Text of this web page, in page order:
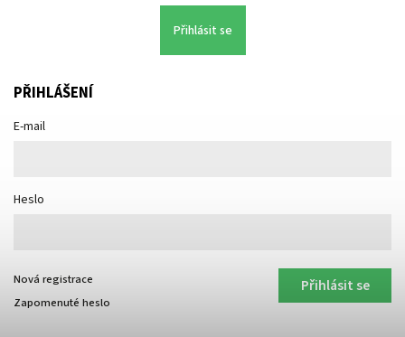
Přihlásit se
PŘIHLÁŠENÍ
E-mail
Heslo
Přihlásit se
Nová registrace
Zapomenuté heslo